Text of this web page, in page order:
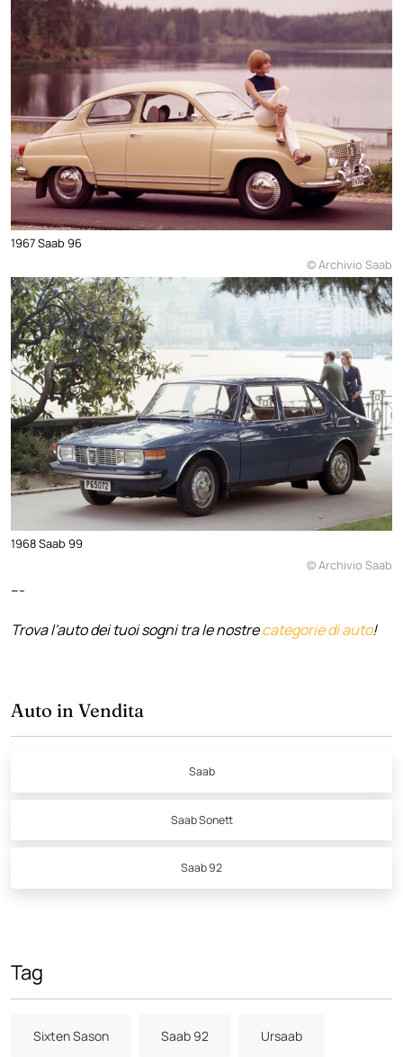
1967 Saab 96
© Archivio Saab
1968 Saab 99
© Archivio Saab
---
Trova l'auto dei tuoi sogni tra le nostrecategorie di auto!
Auto in Vendita
Saab
Saab Sonett
Saab 92
Tag
Sixten Sason Saab 92 Ursaab